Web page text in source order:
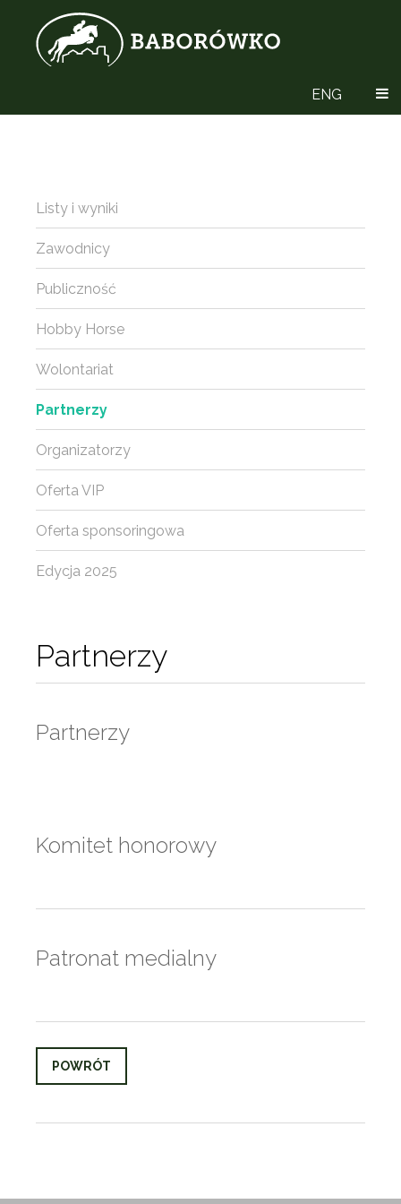
ENG
Partnerzy
Partnerzy
Komitet honorowy
Patronat medialny
POWRÓT
Listy i wyniki
Zawodnicy
Publiczność
Hobby Horse
Wolontariat
Partnerzy
Organizatorzy
Oferta VIP
Oferta sponsoringowa
Edycja 2025